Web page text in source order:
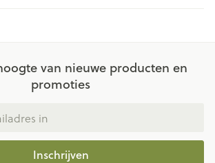
van nieuwe producten en
promoties
Inschrijven